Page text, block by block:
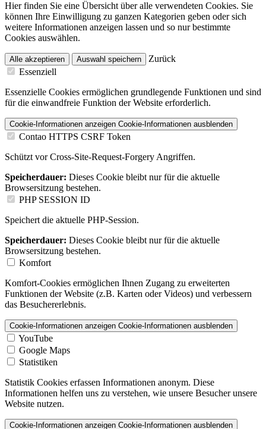
Hier finden Sie eine Übersicht über alle verwendeten Cookies. Sie
können Ihre Einwilligung zu ganzen Kategorien geben oder sich
weitere Informationen anzeigen lassen und so nur bestimmte
Cookies auswählen.
Alle akzeptieren Auswahl speichern
Zurück
Essenziell
Essenzielle Cookies ermöglichen grundlegende Funktionen und sind
für die einwandfreie Funktion der Website erforderlich.
Cookie-Informationen anzeigen Cookie-Informationen ausblenden
Contao HTTPS CSRF Token
Schützt vor Cross-Site-Request-Forgery Angriffen.
Speicherdauer: Dieses Cookie bleibt nur für die aktuelle
Browsersitzung bestehen.
PHP SESSION ID
Speichert die aktuelle PHP-Session.
Speicherdauer: Dieses Cookie bleibt nur für die aktuelle
Browsersitzung bestehen.
Komfort
Komfort-Cookies ermöglichen Ihnen Zugang zu erweiterten
Funktionen der Website (z.B. Karten oder Videos) und verbessern
das Besuchererlebnis.
Cookie-Informationen anzeigen Cookie-Informationen ausblenden
YouTube
Google Maps
Statistiken
Statistik Cookies erfassen Informationen anonym. Diese
Informationen helfen uns zu verstehen, wie unsere Besucher unsere
Website nutzen.
Cookie-Informationen anzeigen Cookie-Informationen ausblenden